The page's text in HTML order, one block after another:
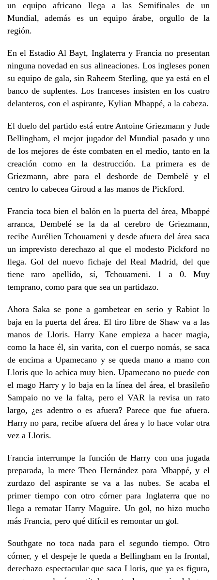
un equipo africano llega a las Semifinales de un
Mundial, además es un equipo árabe, orgullo de la
región.
En el Estadio Al Bayt, Inglaterra y Francia no presentan
ninguna novedad en sus alineaciones. Los ingleses ponen
su equipo de gala, sin Raheem Sterling, que ya está en el
banco de suplentes. Los franceses insisten en los cuatro
delanteros, con el aspirante, Kylian Mbappé, a la cabeza.
El duelo del partido está entre Antoine Griezmann y Jude
Bellingham, el mejor jugador del Mundial pasado y uno
de los mejores de éste combaten en el medio, tanto en la
creación como en la destrucción. La primera es de
Griezmann, abre para el desborde de Dembelé y el
centro lo cabecea Giroud a las manos de Pickford.
Francia toca bien el balón en la puerta del área, Mbappé
arranca, Dembelé se la da al cerebro de Griezmann,
recibe Aurélien Tchouameni y desde afuera del área saca
un imprevisto derechazo al que el modesto Pickford no
llega. Gol del nuevo fichaje del Real Madrid, del que
tiene raro apellido, sí, Tchouameni. 1 a 0. Muy
temprano, como para que sea un partidazo.
Ahora Saka se pone a gambetear en serio y Rabiot lo
baja en la puerta del área. El tiro libre de Shaw va a las
manos de Lloris. Harry Kane empieza a hacer magia,
como la hace él, sin varita, con el cuerpo nomás, se saca
de encima a Upamecano y se queda mano a mano con
Lloris que lo achica muy bien. Upamecano no puede con
el mago Harry y lo baja en la línea del área, el brasileño
Sampaio no ve la falta, pero el VAR la revisa un rato
largo, ¿es adentro o es afuera? Parece que fue afuera.
Harry no para, recibe afuera del área y lo hace volar otra
vez a Lloris.
Francia interrumpe la función de Harry con una jugada
preparada, la mete Theo Hernández para Mbappé, y el
zurdazo del aspirante se va a las nubes. Se acaba el
primer tiempo con otro córner para Inglaterra que no
llega a rematar Harry Maguire. Un gol, no hizo mucho
más Francia, pero qué difícil es remontar un gol.
Southgate no toca nada para el segundo tiempo. Otro
córner, y el despeje le queda a Bellingham en la frontal,
derechazo espectacular que saca Lloris, que ya es figura,